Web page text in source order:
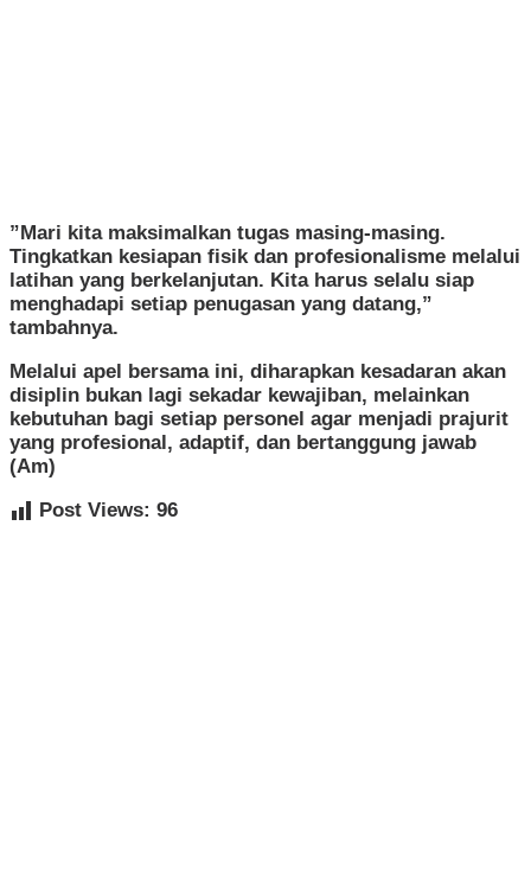
​”Mari kita maksimalkan tugas masing-masing.
Tingkatkan kesiapan fisik dan profesionalisme melalui
latihan yang berkelanjutan. Kita harus selalu siap
menghadapi setiap penugasan yang datang,”
tambahnya.
​Melalui apel bersama ini, diharapkan kesadaran akan
disiplin bukan lagi sekadar kewajiban, melainkan
kebutuhan bagi setiap personel agar menjadi prajurit
yang profesional, adaptif, dan bertanggung jawab
(Am)
Post Views: 96